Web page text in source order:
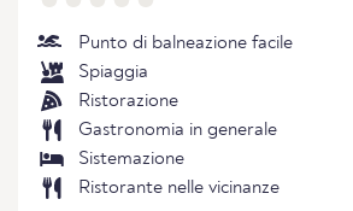
Punto di balneazione facile
Spiaggia
Ristorazione
Gastronomia in generale
Sistemazione
Ristorante nelle vicinanze